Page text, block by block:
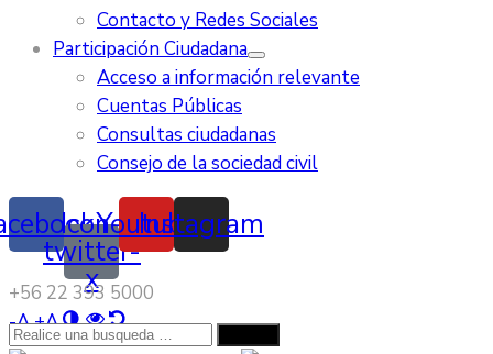
Contacto y Redes Sociales
Participación Ciudadana
Acceso a información relevante
Cuentas Públicas
Consultas ciudadanas
Consejo de la sociedad civil
Icon-
twitter-
x
Youtube
Instagram
‭+56 22 393 5000‬
-A+A